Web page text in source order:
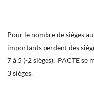
Pour le nombre de sièges
importants perdent des
7 à 5 (-2 sièges). PACTE se
3 sièges.